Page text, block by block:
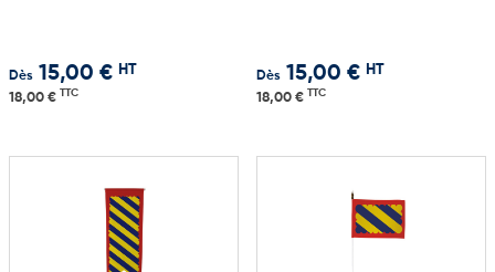
Dès 15,00 € HT
18,00 € TTC
Dès 15,00 € HT
18,00 € TTC